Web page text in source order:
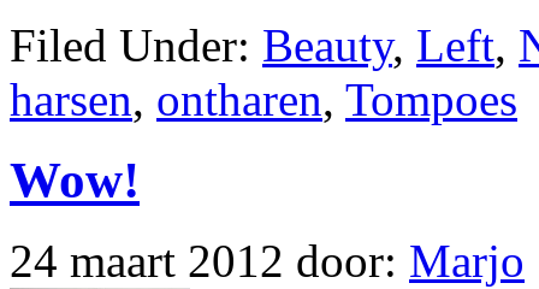
Filed Under: Beauty, Left,
harsen, ontharen, Tompoes
Wow!
24 maart 2012 door: Marjo